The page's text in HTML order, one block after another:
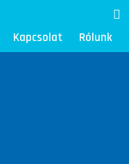
Kapcsolat Rólunk